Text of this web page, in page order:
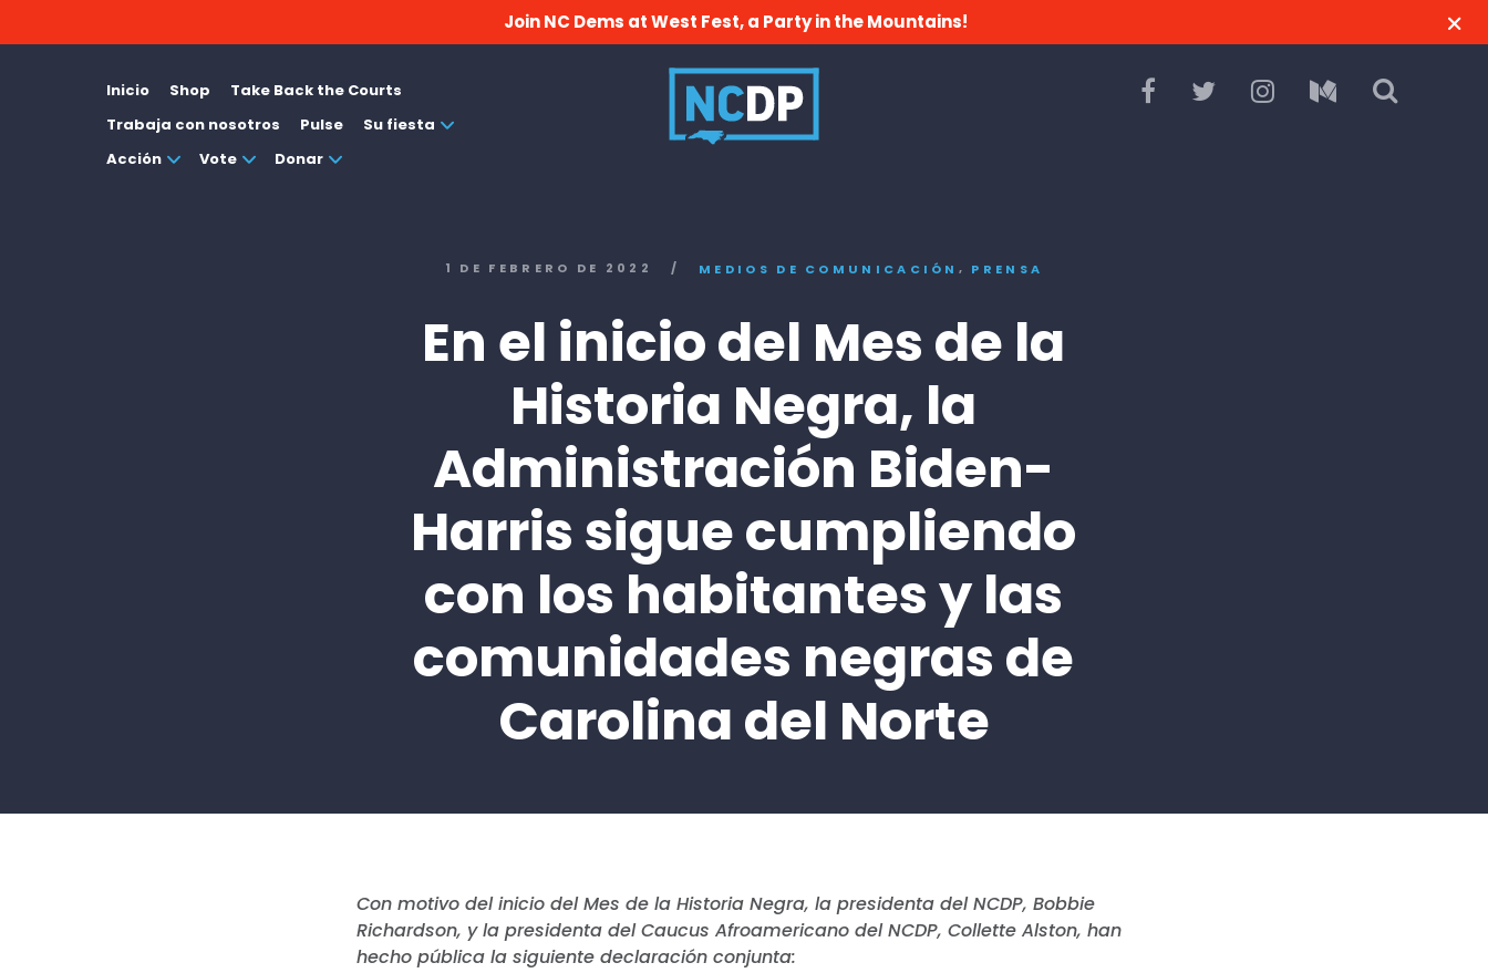
Join NC Dems at West Fest, a Party in the Mountains!
Inicio Shop
Take Back the Courts
Trabaja con nosotros
Pulse
Su fiesta
Acción
Vote Donar
1 DE FEBRERO DE 2022 / MEDIOS DE COMUNICACIÓN , PRENSA
En el inicio del Mes de la
Historia Negra, la
Administración Biden-
Harris sigue cumpliendo
con los habitantes y las
comunidades negras de
Carolina del Norte
Con motivo del inicio del Mes de la Historia Negra, la presidenta del NCDP, Bobbie
Richardson, y la presidenta del Caucus Afroamericano del NCDP, Collette Alston, han
hecho pública la siguiente declaración conjunta: